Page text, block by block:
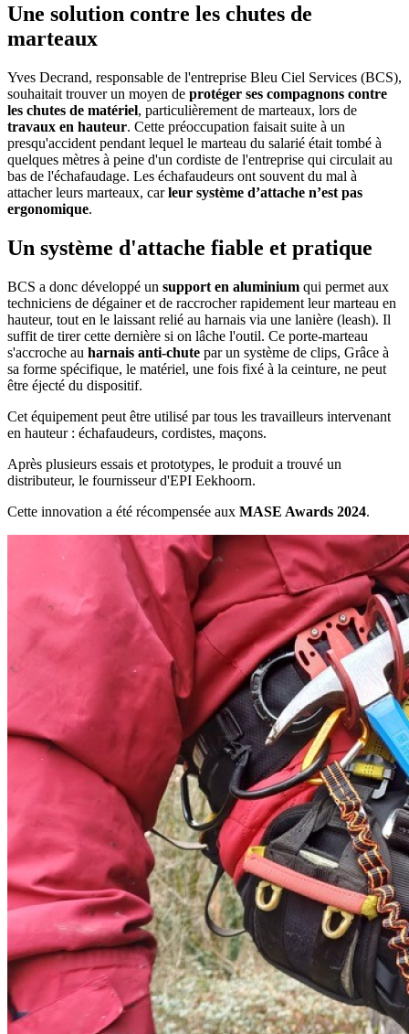
Une solution contre les chutes de
marteaux
Yves Decrand, responsable de l'entreprise Bleu Ciel Services (BCS),
souhaitait trouver un moyen de protéger ses compagnons contre
les chutes de matériel, particulièrement de marteaux, lors de
travaux en hauteur. Cette préoccupation faisait suite à un
presqu'accident pendant lequel le marteau du salarié était tombé à
quelques mètres à peine d'un cordiste de l'entreprise qui circulait au
bas de l'échafaudage. Les échafaudeurs ont souvent du mal à
attacher leurs marteaux, carleur système d’attache n’est pas
ergonomique.
Un système d'attache fiable et pratique
BCS a donc développé un support en aluminium qui permet aux
techniciens de dégainer et de raccrocher rapidement leur marteau en
hauteur, tout en le laissant relié au harnais via une lanière (leash). Il
suffit de tirer cette dernière si on lâche l'outil. Ce porte-marteau
s'accroche au harnais anti-chute par un système de clips, Grâce à
sa forme spécifique, le matériel, une fois fixé à la ceinture, ne peut
être éjecté du dispositif.
Cet équipement peut être utilisé par tous les travailleurs intervenant
en hauteur : échafaudeurs, cordistes, maçons.
Après plusieurs essais et prototypes, le produit a trouvé un
distributeur, le fournisseur d'EPI Eekhoorn.
Cette innovation a été récompensée aux MASE Awards 2024.